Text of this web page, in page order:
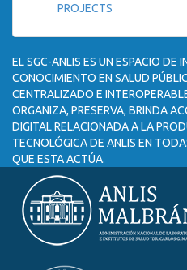
PROJECTS
EL SGC-ANLIS ES UN ESPACIO DE
CONOCIMIENTO EN SALUD
CENTRALIZADO E
ORGANIZA, PRESERVA, BRINDA
DIGITAL RELACIONADA A LA
TECNOLÓGICA DE ANLIS EN
QUE ESTA ACTÚA.